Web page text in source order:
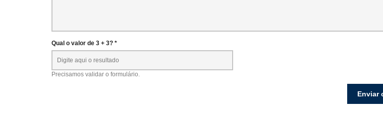
Qual o valor de 3 + 3? *
Precisamos validar o formulário.